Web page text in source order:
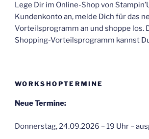
Lege Dir im Online-Shop von
Kundenkonto an, melde Dich für das
Vorteilsprogramm an und shoppe los.
Shopping-Vorteilsprogramm kannst
WORKSHOPTERMINE
Neue Termine:
Donnerstag, 24.09.2026 – 19 Uhr –